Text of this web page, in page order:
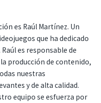
es Raúl Martínez. Un
que ha dedicado
es responsable de
producción de contenido,
nuestras
y de alta calidad.
equipo se esfuerza por